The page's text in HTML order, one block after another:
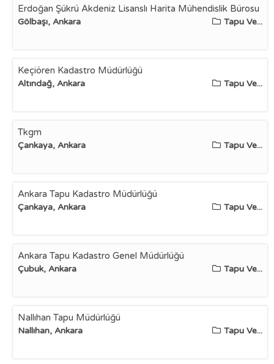
Erdoğan Şükrü Akdeniz Lisanslı Harita Mühendislik Bürosu
Gölbaşı, Ankara Tapu Ve...
Keçiören Kadastro Müdürlüğü
Altındağ, Ankara Tapu Ve...
Tkgm
Çankaya, Ankara Tapu Ve...
Ankara Tapu Kadastro Müdürlüğü
Çankaya, Ankara Tapu Ve...
Ankara Tapu Kadastro Genel Müdürlüğü
Çubuk, Ankara Tapu Ve...
Nallıhan Tapu Müdürlüğü
Nallıhan, Ankara Tapu Ve...